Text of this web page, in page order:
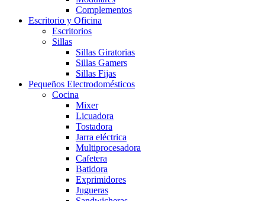
Complementos
Escritorio y Oficina
Escritorios
Sillas
Sillas Giratorias
Sillas Gamers
Sillas Fijas
Pequeños Electrodomésticos
Cocina
Mixer
Licuadora
Tostadora
Jarra eléctrica
Multiprocesadora
Cafetera
Batidora
Exprimidores
Jugueras